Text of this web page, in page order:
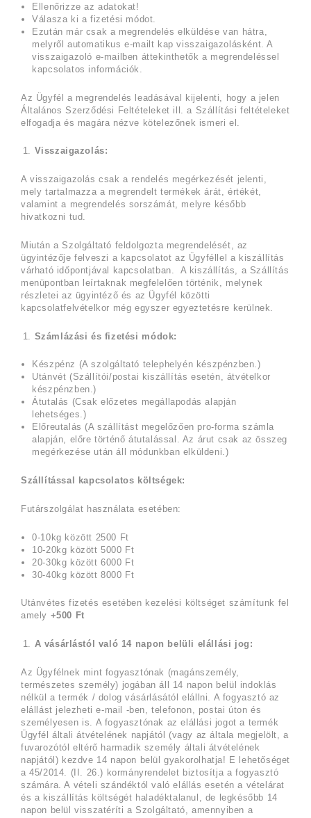
Ellenőrizze az adatokat!
Válasza ki a fizetési módot.
Ezután már csak a megrendelés elküldése van hátra,
melyről automatikus e-mailt kap visszaigazolásként. A
visszaigazoló e-mailben áttekinthetők a megrendeléssel
kapcsolatos információk.
Az Ügyfél a megrendelés leadásával kijelenti, hogy a jelen
Általános Szerződési Feltételeket ill. a Szállítási feltételeket
elfogadja és magára nézve kötelezőnek ismeri el.
Visszaigazolás:
A visszaigazolás csak a rendelés megérkezését jelenti,
mely tartalmazza a megrendelt termékek árát, értékét,
valamint a megrendelés sorszámát, melyre később
hivatkozni tud.
Miután a Szolgáltató feldolgozta megrendelését, az
ügyintézője felveszi a kapcsolatot az Ügyféllel a kiszállítás
várható időpontjával kapcsolatban. A kiszállítás, a Szállítás
menüpontban leírtaknak megfelelően történik, melynek
részletei az ügyintéző és az Ügyfél közötti
kapcsolatfelvételkor még egyszer egyeztetésre kerülnek.
Számlázási és fizetési módok:
Készpénz (A szolgáltató telephelyén készpénzben.)
Utánvét (Szállítói/postai kiszállítás esetén, átvételkor
készpénzben.)
Átutalás (Csak előzetes megállapodás alapján
lehetséges.)
Előreutalás (A szállítást megelőzően pro-forma számla
alapján, előre történő átutalással. Az árut csak az összeg
megérkezése után áll módunkban elküldeni.)
Szállítással kapcsolatos költségek:
Futárszolgálat használata esetében:
0-10kg között 2500 Ft
10-20kg között 5000 Ft
20-30kg között 6000 Ft
30-40kg között 8000 Ft
Utánvétes fizetés esetében kezelési költséget számítunk fel
amely +500 Ft
A vásárlástól való 14 napon belüli elállási jog:
Az Ügyfélnek mint fogyasztónak (magánszemély,
természetes személy) jogában áll 14 napon belül indoklás
nélkül a termék / dolog vásárlásától elállni. A fogyasztó az
elállást jelezheti e-mail -ben, telefonon, postai úton és
személyesen is. A fogyasztónak az elállási jogot a termék
Ügyfél általi átvételének napjától (vagy az általa megjelölt, a
fuvarozótól eltérő harmadik személy általi átvételének
napjától) kezdve 14 napon belül gyakorolhatja! E lehetőséget
a 45/2014. (II. 26.) kormányrendelet biztosítja a fogyasztó
számára. A vételi szándéktól való elállás esetén a vételárat
és a kiszállítás költségét haladéktalanul, de legkésőbb 14
napon belül visszatéríti a Szolgáltató, amennyiben a